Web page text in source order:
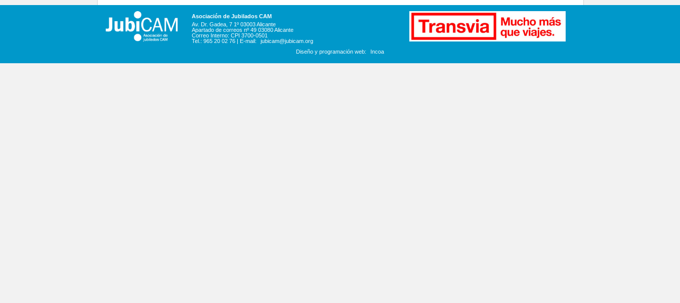
Asociación de Jubilados CAM
Av. Dr. Gadea, 7 1º 03003 Alicante
Apartado de correos nº 49 03080 Alicante
Correo Interno: CPI 3700-0501
Tel.: 965 20 02 76 | E-mail:
jubicam@jubicam.org
Diseño y programación web:
Incoa